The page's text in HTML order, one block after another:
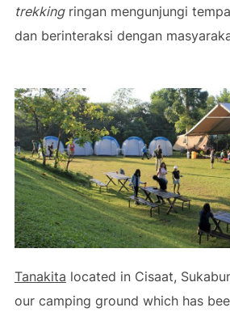
trekkingringan mengunjungi
dan berinteraksi dengan
Tanakita located in Cisaat,
our camping ground which has